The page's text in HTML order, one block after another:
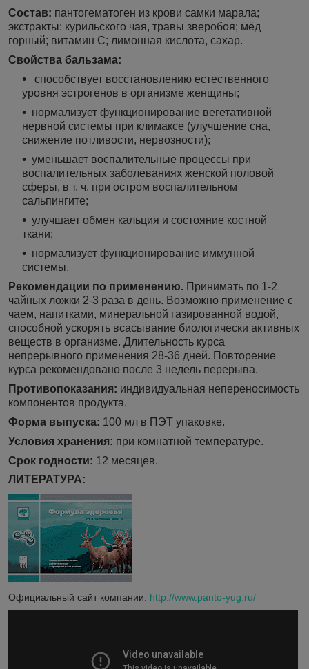
Состав: пантогематоген из крови самки марала;
экстракты: курильского чая, травы зверобоя; мёд
горный; витамин С; лимонная кислота, сахар.
Свойства бальзама:
способствует восстановлению естественного
уровня эстрогенов в организме женщины;
нормализует функционирование вегетативной
нервной системы при климаксе (улучшение сна,
снижение потливости, нервозности);
уменьшает воспалительные процессы при
воспалительных заболеваниях женской половой
сферы, в т. ч. при остром воспалительном
сальпингите;
улучшает обмен кальция и состояние костной
ткани;
нормализует функционирование иммунной
системы.
Рекомендации по применению. Принимать по 1-2
чайных ложки 2-3 раза в день. Возможно применение с
чаем, напитками, минеральной газированной водой,
способной ускорять всасывание биологически активных
веществ в организме. Длительность курса
непрерывного применения 28-36 дней. Повторение
курса рекомендовано после 3 недель перерыва.
Противопоказания: индивидуальная непереносимость
компонентов продукта.
Форма выпуска: 100 мл в ПЭТ упаковке.
Условия хранения: при комнатной температуре.
Срок годности: 12 месяцев.
ЛИТЕРАТУРА:
Официальный сайт компании: http://www.panto-yug.ru/